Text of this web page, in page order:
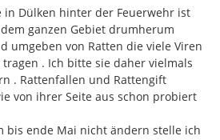
Dülken hinter der Feuerwehr ist
ganzen Gebiet drumherum
umgeben von Ratten die viele Viren
. Ich bitte sie daher vielmals
. Rattenfallen und Rattengift
von ihrer Seite aus schon probiert
bis ende Mai nicht ändern stelle ich